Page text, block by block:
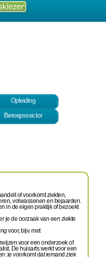
Opleiding
Beroepssector
of voorkomt ziekten,
volwassenen en bejaarden.
in de eigen praktijk of bezoekt
je de oorzaak van een ziekte
voor, bijv. met
voor een onderzoek of
De huisarts werkt voor een
je voorkomt dat iemand ziek